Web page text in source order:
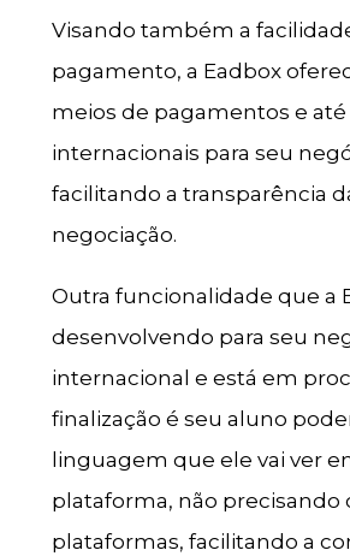
Visando também a
pagamento, a Eadbox
meios de pagamentos e
internacionais para seu
facilitando a transparência
negociação.
Outra funcionalidade que a
desenvolvendo para seu
internacional e está em
finalização é seu aluno
linguagem que ele vai ver
plataforma, não precisando
plataformas, facilitando a